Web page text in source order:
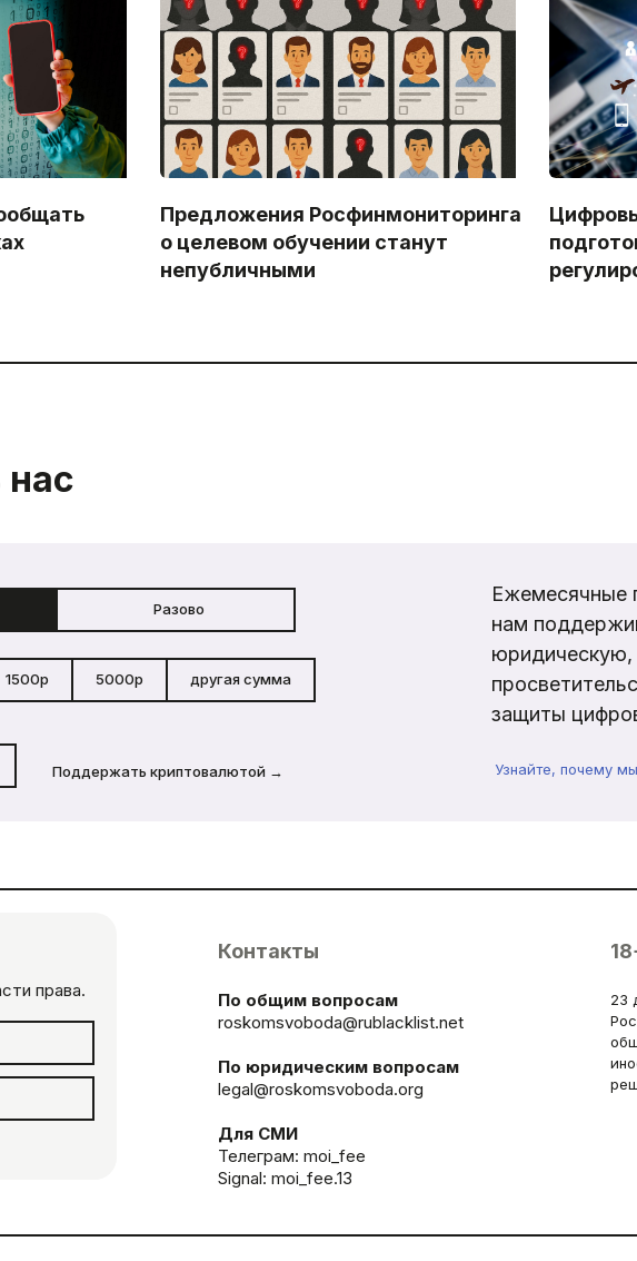
Предложения Росфинмониторинга
о целевом обучении станут
непубличными
Разово
1500р 5000р другая сумма
Поддержать криптовалютой →
Ежемесячные
нам
юридическую,
защиты
Узнайте, почему
права.
Контакты
По общим вопросам
roskomsvoboda@rublacklist.net
По юридическим вопросам
legal@roskomsvoboda.org
Для СМИ
Телеграм: moi_fee
Signal: moi_fee.13
23